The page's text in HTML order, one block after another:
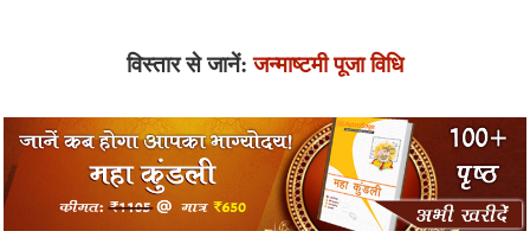
विस्तार से जानें:जन्माष्टमी पूजा विधि